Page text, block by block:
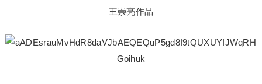
王崇亮作品